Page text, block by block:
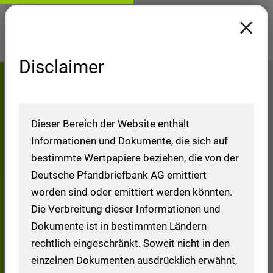
Reports Moody's Ratings
Reports Moody's Ratings
Disclaimer
Dieser Bereich der Website enthält
Informationen und Dokumente, die sich auf
bestimmte Wertpapiere beziehen, die von der
Deutsche Pfandbriefbank AG emittiert
worden sind oder emittiert werden könnten.
Die Verbreitung dieser Informationen und
Dokumente ist in bestimmten Ländern
rechtlich eingeschränkt. Soweit nicht in den
einzelnen Dokumenten ausdrücklich erwähnt,
Reports Moody's
Ratings